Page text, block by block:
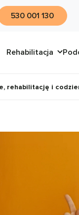
530 001 130
Rehabilitacja
rehabilitację i